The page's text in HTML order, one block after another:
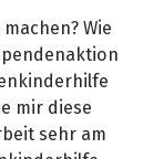
Wie
mir diese
sehr am